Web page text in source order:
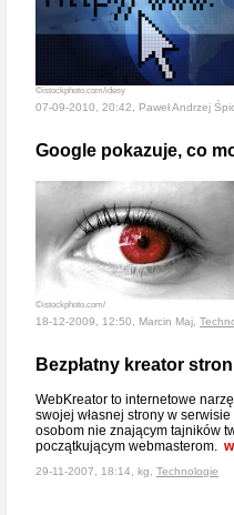
©istockphoto.com/idesy
07-09-2010, 20:42, Paweł Andrzej
Google pokazuje, co
©istockphoto.com/
18-12-2009, 12:50, Marcin Maj,
Bezpłatny kreator
WebKreator to internetowe
swojej własnej strony w
osobom nie znającym tajników
początkującym webmasterom.
29-11-2007, 18:14, kg, Technologie